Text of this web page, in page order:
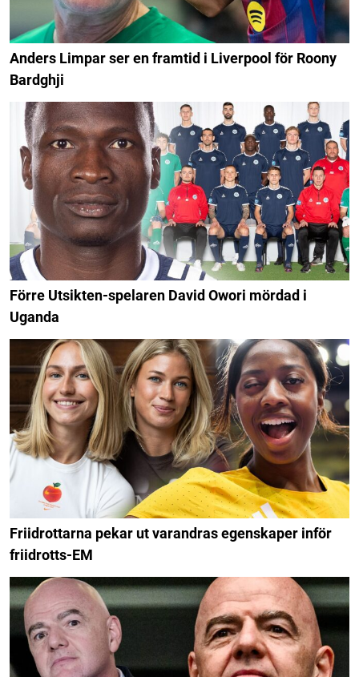
Anders Limpar ser en framtid i Liverpool för Roony
Bardghji
Förre Utsikten-spelaren David Owori mördad i
Uganda
Friidrottarna pekar ut varandras egenskaper inför
friidrotts-EM